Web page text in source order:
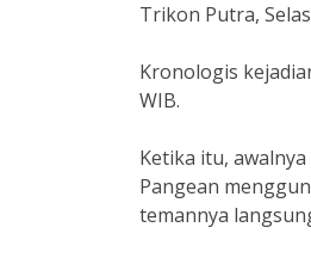
Trikon Putra,
Kronologis
WIB.
Ketika itu,
Pangean
temannya